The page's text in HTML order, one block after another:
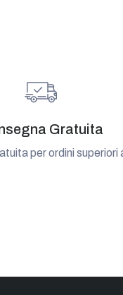
Gratuita
per ordini superiori